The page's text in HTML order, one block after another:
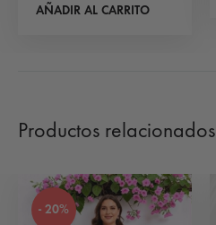
AÑADIR AL CARRITO
Productos relacionados
- 20%